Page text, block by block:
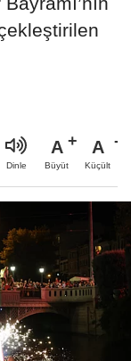
Dinle
A
Büyüt
A
Küçült